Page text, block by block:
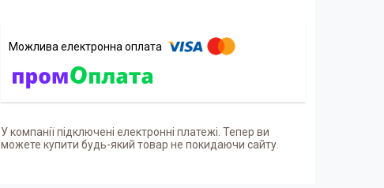
У компанії підключені електронні платежі. Тепер ви
можете купити будь-який товар не покидаючи сайту.